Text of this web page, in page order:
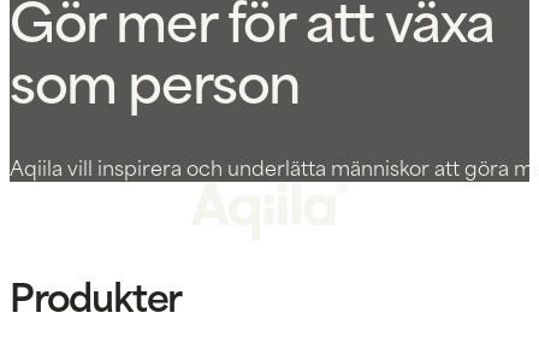
som person
Aqiila vill inspirera och underlätta människor att göra
Produkter